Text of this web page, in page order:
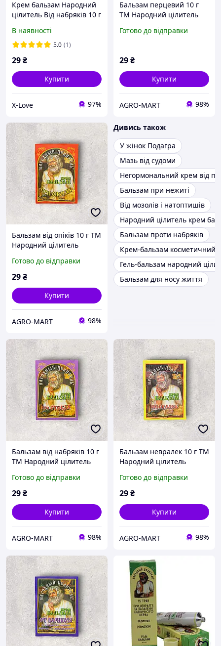
Крем бальзам Народний
цілитель Від набряків 10 г
В наявності
5.0 (1)
29₴
Купити
X-Love 97%
Бальзам перцевий 10 г
ТМ Народний цілитель
Готово до відправки
29₴
Купити
AGRO-MART 98%
Бальзам від опіків 10 г ТМ
Народний цілитель
Готово до відправки
29₴
Купити
AGRO-MART 98%
Дивись також
У жінок Подагра
Мазь від судоми
Негормональний крем від
Бальзам при нежиті
Від мозолів і натоптишів
Народний цілитель крем
Бальзам проти набряків
Крем-бальзам косметичний
Гель-бальзам народний
Бальзам для носу життя
Бальзам від набряків 10 г
ТМ Народний цілитель
Готово до відправки
29₴
Купити
AGRO-MART 98%
Бальзам невралек 10 г ТМ
Народний цілитель
Готово до відправки
29₴
Купити
AGRO-MART 98%